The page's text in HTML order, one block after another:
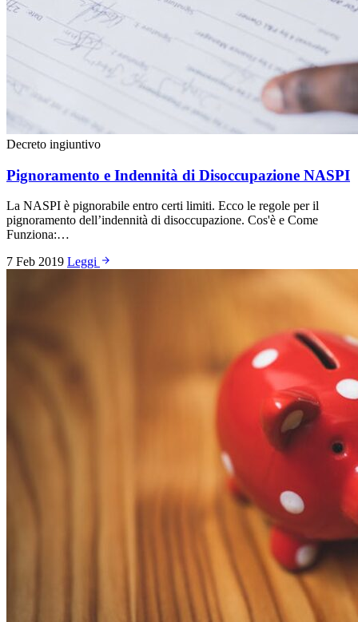
Decreto ingiuntivo
Pignoramento e Indennità di Disoccupazione NASPI
La NASPI è pignorabile entro certi limiti. Ecco le regole per il
pignoramento dell’indennità di disoccupazione. Cos'è e Come
Funziona:…
7 Feb 2019 Leggi